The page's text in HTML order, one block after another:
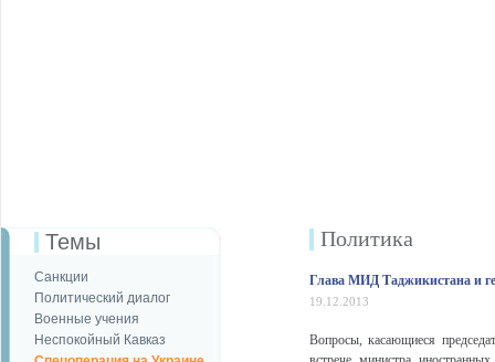
Темы
Санкции
Политический диалог
Военные учения
Неспокойный Кавказ
Политика
Глава МИД Таджикистана и
19.12.2013
Вопросы, касающиеся